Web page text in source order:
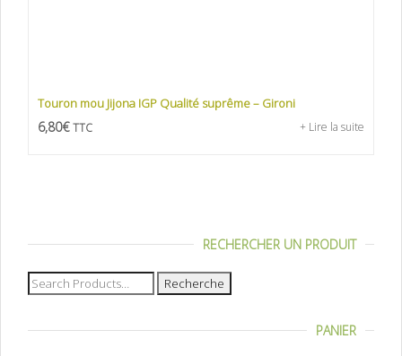
Touron mou Jijona IGP Qualité suprême – Gironi
6,80€ TTC + Lire la suite
RECHERCHER UN PRODUIT
Recherche
pour :
PANIER